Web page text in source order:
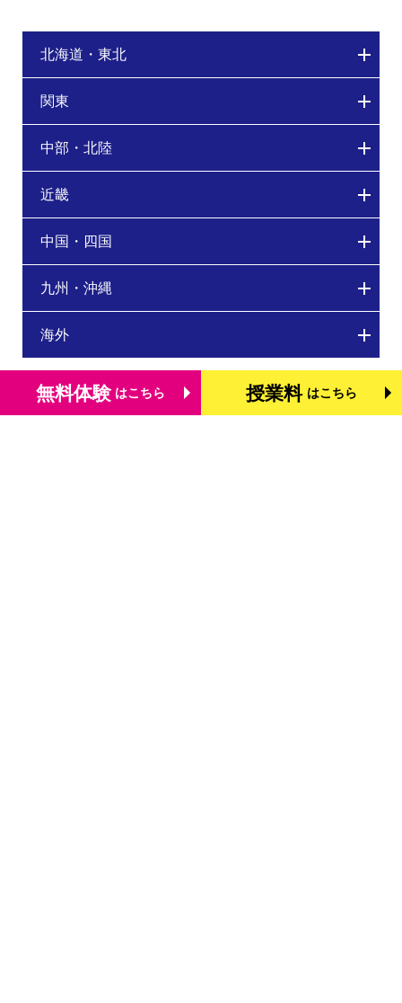
北海道・東北
関東
中部・北陸
近畿
中国・四国
九州・沖縄
海外
無料体験 はこちら 授業料 はこちら